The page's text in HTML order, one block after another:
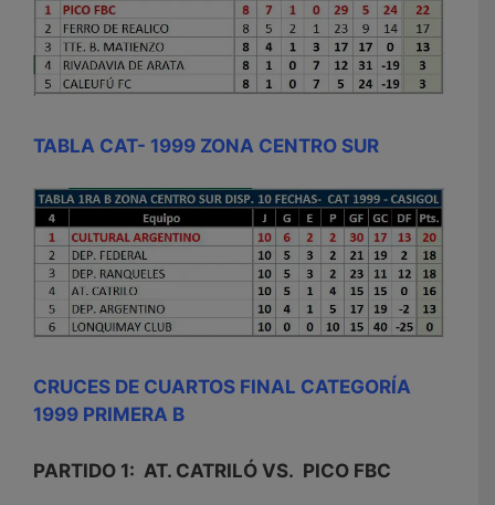
TABLA CAT- 1999 ZONA CENTRO SUR
CRUCES DE CUARTOS FINAL CATEGORÍA
1999 PRIMERA B
PARTIDO 1: AT. CATRILÓ VS. PICO FBC